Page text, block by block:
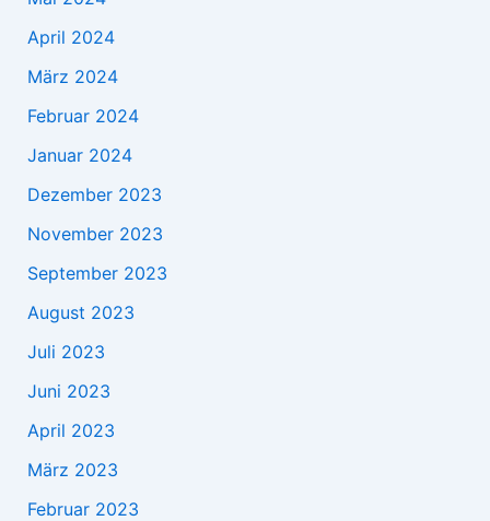
April 2024
März 2024
Februar 2024
Januar 2024
Dezember 2023
November 2023
September 2023
August 2023
Juli 2023
Juni 2023
April 2023
März 2023
Februar 2023